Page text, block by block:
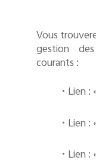
Vous
gestion
courants :
• Lien :
• Lien :
• Lien :